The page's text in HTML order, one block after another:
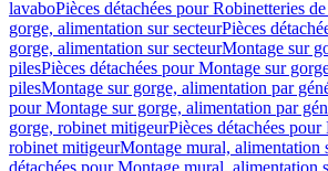
lavaboPièces détachées pour Robinetteries
gorge, alimentation sur secteurPièces
gorge, alimentation sur secteurMontage sur
pilesPièces détachées pour Montage sur
pilesMontage sur gorge, alimentation par
pour Montage sur gorge, alimentation par
gorge, robinet mitigeurPièces détachées
robinet mitigeurMontage mural, alimentation
détachées pour Montage mural, alimentation